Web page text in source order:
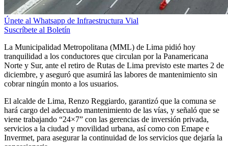
Únete al Whatsapp de Infraestructura Vial
Suscríbete al Boletín
La Municipalidad Metropolitana (MML) de Lima pidió hoy
tranquilidad a los conductores que circulan por la Panamericana
Norte y Sur, ante el retiro de Rutas de Lima previsto este martes 2 de
diciembre, y aseguró que asumirá las labores de mantenimiento sin
cobrar ningún monto a los usuarios.
El alcalde de Lima, Renzo Reggiardo, garantizó que la comuna se
hará cargo del adecuado mantenimiento de las vías, y señaló que se
viene trabajando “24×7” con las gerencias de inversión privada,
servicios a la ciudad y movilidad urbana, así como con Emape e
Invermet, para asegurar la continuidad de los servicios que dejaría la